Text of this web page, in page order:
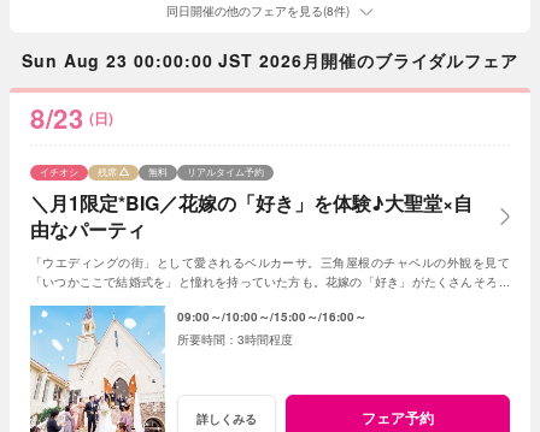
同日開催の他のフェアを見る(8件)
Sun Aug 23 00:00:00 JST 2026月開催のブライダルフェア
8/23 (日)
＼月1限定*BIG／花嫁の「好き」を体験♪大聖堂×自
由なパーティ
イチオシ 残席 無料 リアルタイム予約
「ウエディングの街」として愛されるベルカーサ。三角屋根のチャペルの外観を見て
「いつかここで結婚式を」と憧れを持っていた方も。花嫁の「好き」がたくさんそろう
09:00～ 10:00～ 15:00～ 16:00～
3時間程度
詳しくみる フェア予約